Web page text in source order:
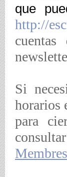
http://
cuentas
Si
horarios
para